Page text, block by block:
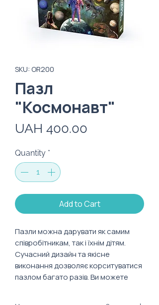
SKU: OR200
Пазл
"Космонавт"
UAH 400.00
Quantity *
Add to Cart
Пазли можна дарувати як самим
співробітникам, так і їхнім дітям.
Сучасний дизайн та якісне
виконання дозволяє корситуватися
пазлом багато разів. Ви можете